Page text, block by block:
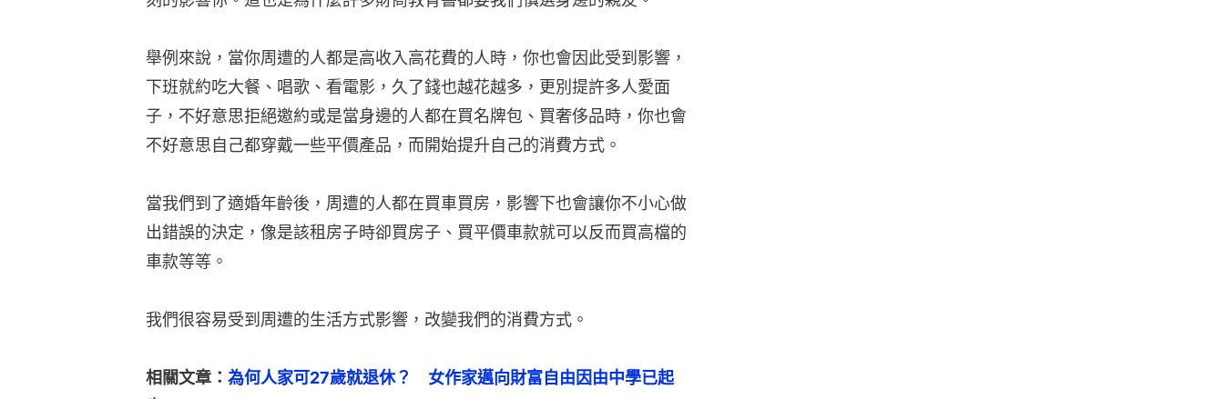
舉例來說，當你周遭的人都是高收入高花費的人時，你也會因此受到影響，
下班就約吃大餐、唱歌、看電影，久了錢也越花越多，更別提許多人愛面
子，不好意思拒絕邀約或是當身邊的人都在買名牌包、買奢侈品時，你也會
不好意思自己都穿戴一些平價產品，而開始提升自己的消費方式。
當我們到了適婚年齡後，周遭的人都在買車買房，影響下也會讓你不小心做
出錯誤的決定，像是該租房子時卻買房子、買平價車款就可以反而買高檔的
車款等等。
我們很容易受到周遭的生活方式影響，改變我們的消費方式。
相關文章： 為何人家可27歲就退休？　女作家邁向財富自由因由中學已起